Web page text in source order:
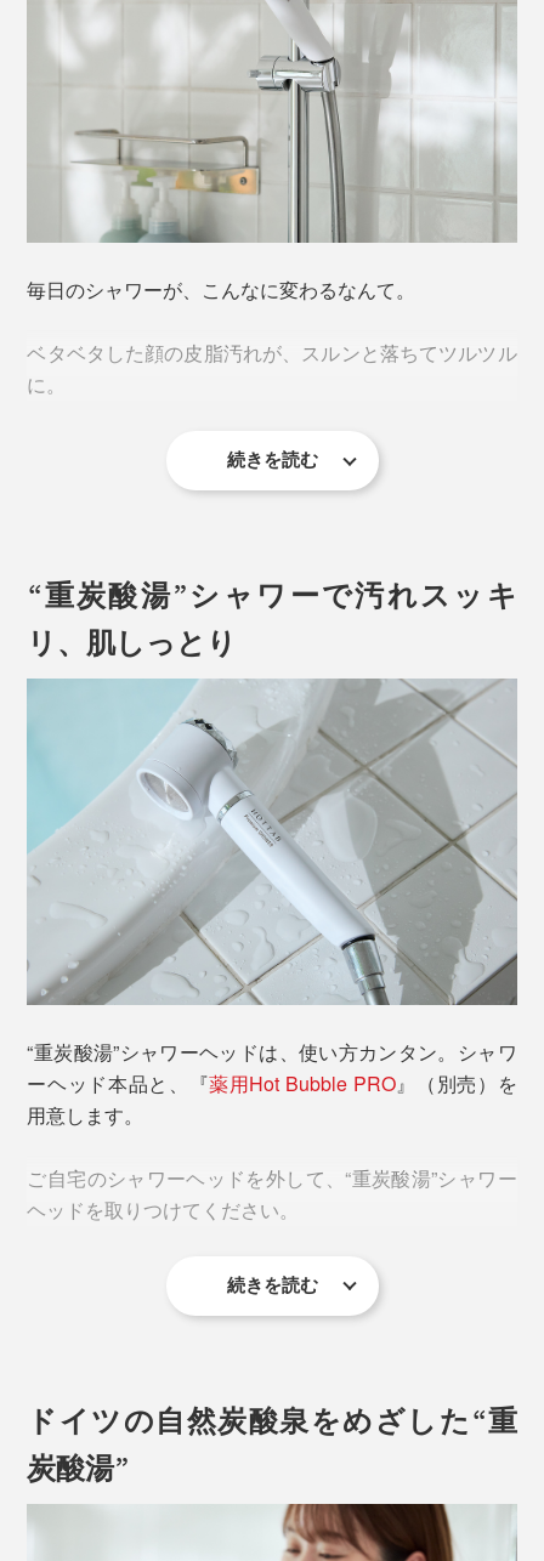
毎日のシャワーが、こんなに変わるなんて。
ベタベタした顔の皮脂汚れが、スルンと落ちてツルツル
に。
頭皮のベタベタも、スッキリ落ちて、髪が根元からフン
ワリ……“重炭酸湯”のシャワーって、汚れ落ち具合も、
気持ちよさも、まるで違う！
大人気の入浴剤『薬用Hot Bubble PRO』の“重炭酸湯”が
続きを読む
“重炭酸湯”シャワーで汚れスッキ
リ、肌しっとり
“重炭酸湯”シャワーヘッドは、使い方カンタン。シャワ
ーヘッド本品と、『薬用Hot Bubble PRO』（別売）を
用意します。
ご自宅のシャワーヘッドを外して、“重炭酸湯”シャワー
ヘッドを取りつけてください。
続きを読む
ドイツの自然炭酸泉をめざした“重
炭酸湯”